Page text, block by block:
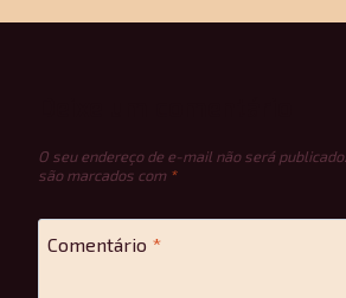
O seu endereço de e-mail não será publicado.
são marcados com *
Comentário *